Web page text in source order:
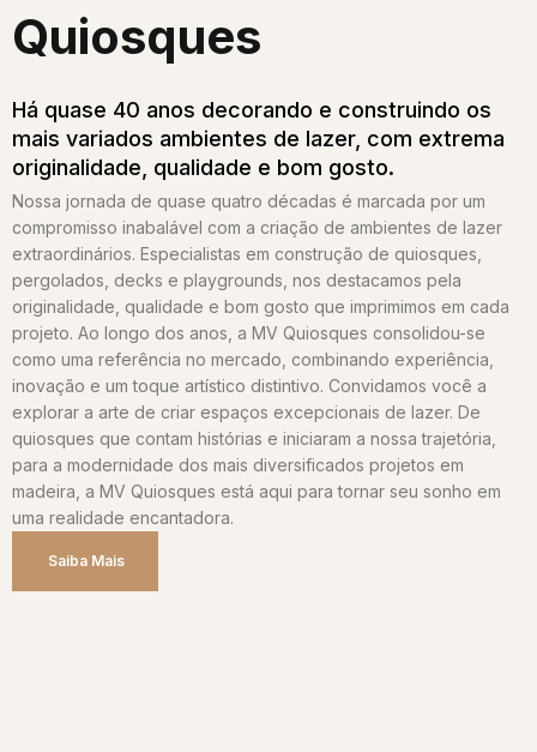
Quiosques​
Há quase 40 anos decorando e construindo os
mais variados ambientes de lazer, com extrema
originalidade, qualidade e bom gosto.
Nossa jornada de quase quatro décadas é marcada por um
compromisso inabalável com a criação de ambientes de lazer
extraordinários. Especialistas em construção de quiosques,
pergolados, decks e playgrounds, nos destacamos pela
originalidade, qualidade e bom gosto que imprimimos em cada
projeto. Ao longo dos anos, a MV Quiosques consolidou-se
como uma referência no mercado, combinando experiência,
inovação e um toque artístico distintivo. Convidamos você a
explorar a arte de criar espaços excepcionais de lazer. De
quiosques que contam histórias e iniciaram a nossa trajetória,
para a modernidade dos mais diversificados projetos em
madeira, a MV Quiosques está aqui para tornar seu sonho em
uma realidade encantadora.
Saiba Mais